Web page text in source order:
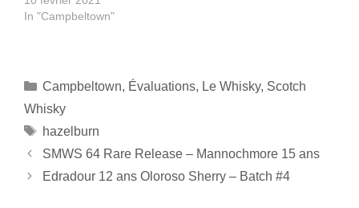
In "Campbeltown"
Catégories
Campbeltown, Évaluations, Le Whisky, Scotch
Whisky
Étiquettes
hazelburn
SMWS 64 Rare Release – Mannochmore 15 ans
Edradour 12 ans Oloroso Sherry – Batch #4